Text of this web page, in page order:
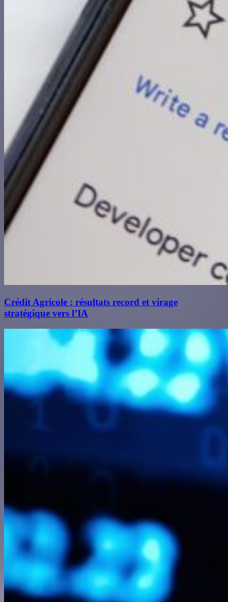
Crédit Agricole : résultats record et virage
stratégique vers l’IA